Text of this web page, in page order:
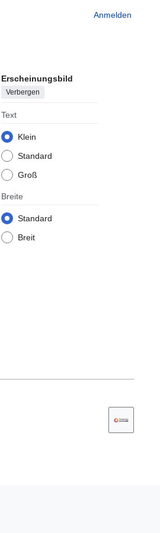
Anmelden
Erscheinungsbild
Verbergen
Text
Klein
Standard
Groß
Breite
Standard
Breit